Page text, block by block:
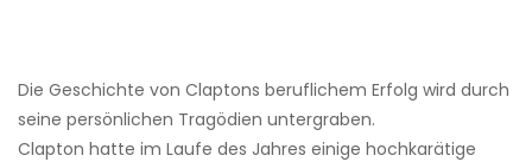
Die Geschichte von Claptons beruflichem Erfolg wird durch
seine persönlichen Tragödien untergraben.
Clapton hatte im Laufe des Jahres einige hochkarätige